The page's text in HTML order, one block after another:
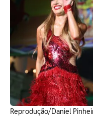
Reprodução/Daniel